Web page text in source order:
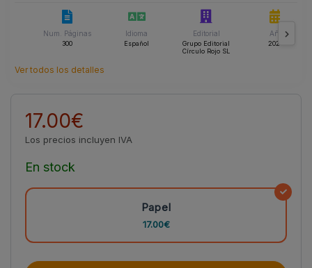
Num. Páginas
300
Idioma
Español
Editorial
Grupo Editorial
Círculo Rojo SL
Año
2025
Ver todos los detalles
17.00€
Los precios incluyen IVA
En stock
Papel
17.00€